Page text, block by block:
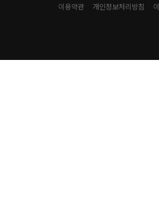
이용약관 개인정보처리방침